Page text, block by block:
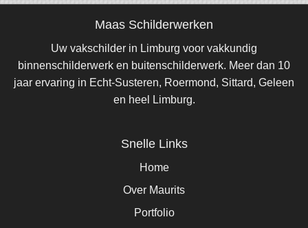
Maas Schilderwerken
Uw vakschilder in Limburg voor vakkundig
binnenschilderwerk en buitenschilderwerk. Meer dan 10
jaar ervaring in Echt-Susteren, Roermond, Sittard, Geleen
en heel Limburg.
Snelle Links
Home
Over Maurits
Portfolio